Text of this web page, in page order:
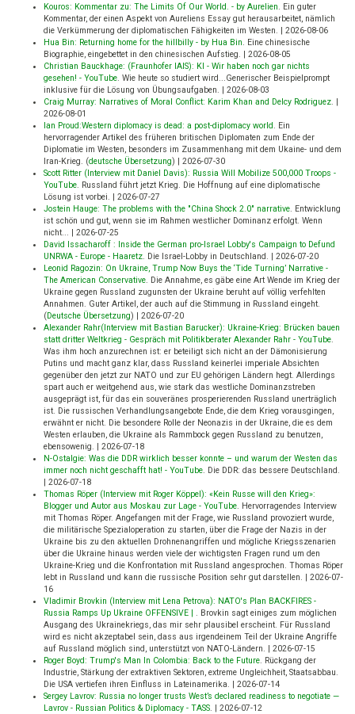
Kouros: Kommentar zu: The Limits Of Our World. - by Aurelien. Ein guter
Kommentar, der einen Aspekt von Aureliens Essay gut herausarbeitet, nämlich
die Verkümmerung der diplomatischen Fähigkeiten im Westen. | 2026-08-06
Hua Bin: Returning home for the hillbilly - by Hua Bin. Eine chinesische
Biographie, eingebettet in den chinesischen Aufstieg. | 2026-08-05
Christian Bauckhage: (Fraunhofer IAIS): KI - Wir haben noch gar nichts
gesehen! - YouTube. Wie heute so studiert wird...Generischer Beispielprompt
inklusive für die Lösung von Übungsaufgaben. | 2026-08-03
Craig Murray: Narratives of Moral Conflict: Karim Khan and Delcy Rodriguez. |
2026-08-01
Ian Proud:Western diplomacy is dead: a post-diplomacy world. Ein
hervorragender Artikel des früheren britischen Diplomaten zum Ende der
Diplomatie im Westen, besonders im Zusammenhang mit dem Ukaine- und dem
Iran-Krieg. (deutsche Übersetzung) | 2026-07-30
Scott Ritter (Interview mit Daniel Davis): Russia Will Mobilize 500,000 Troops -
YouTube. Russland führt jetzt Krieg. Die Hoffnung auf eine diplomatische
Lösung ist vorbei. | 2026-07-27
Jostein Hauge: The problems with the "China Shock 2.0" narrative. Entwicklung
ist schön und gut, wenn sie im Rahmen westlicher Dominanz erfolgt. Wenn
nicht... | 2026-07-25
David Issacharoff : Inside the German pro-Israel Lobby's Campaign to Defund
UNRWA - Europe - Haaretz. Die Israel-Lobby in Deutschland. | 2026-07-20
Leonid Ragozin: On Ukraine, Trump Now Buys the ‘Tide Turning’ Narrative -
The American Conservative. Die Annahme, es gäbe eine Art Wende im Krieg der
Ukraine gegen Russland zugunsten der Ukraine beruht auf völlig verfehlten
Annahmen. Guter Artikel, der auch auf die Stimmung in Russland eingeht.
(Deutsche Übersetzung) | 2026-07-20
Alexander Rahr(Interview mit Bastian Barucker): Ukraine-Krieg: Brücken bauen
statt dritter Weltkrieg - Gespräch mit Politikberater Alexander Rahr - YouTube.
Was ihm hoch anzurechnen ist: er beteiligt sich nicht an der Dämonisierung
Putins und macht ganz klar, dass Russland keinerlei imperiale Absichten
gegenüber den jetzt zur NATO und zur EU gehörigen Ländern hegt. Allerdings
spart auch er weitgehend aus, wie stark das westliche Dominanzstreben
ausgeprägt ist, für das ein souveränes prosperierenden Russland unerträglich
ist. Die russischen Verhandlungsangebote Ende, die dem Krieg vorausgingen,
erwähnt er nicht. Die besondere Rolle der Neonazis in der Ukraine, die es dem
Westen erlauben, die Ukraine als Rammbock gegen Russland zu benutzen,
ebensowenig. | 2026-07-18
N-Ostalgie: Was die DDR wirklich besser konnte – und warum der Westen das
immer noch nicht geschafft hat! - YouTube. Die DDR: das bessere Deutschland.
| 2026-07-18
Thomas Röper (Interview mit Roger Köppel): «Kein Russe will den Krieg»:
Blogger und Autor aus Moskau zur Lage - YouTube. Hervorragendes Interview
mit Thomas Röper. Angefangen mit der Frage, wie Russland provoziert wurde,
die militärische Spezialoperation zu starten, über die Frage der Nazis in der
Ukraine bis zu den aktuellen Drohnenangriffen und mögliche Kriegsszenarien
über die Ukraine hinaus werden viele der wichtigsten Fragen rund um den
Ukraine-Krieg und die Konfrontation mit Russland angesprochen. Thomas Röper
lebt in Russland und kann die russische Position sehr gut darstellen. | 2026-07-
16
Vladimir Brovkin (Interview mit Lena Petrova): NATO's Plan BACKFIRES -
Russia Ramps Up Ukraine OFFENSIVE | . Brovkin sagt einiges zum möglichen
Ausgang des Ukrainekriegs, das mir sehr plausibel erscheint. Für Russland
wird es nicht akzeptabel sein, dass aus irgendeinem Teil der Ukraine Angriffe
auf Russland möglich sind, unterstützt von NATO-Ländern. | 2026-07-15
Roger Boyd: Trump's Man In Colombia: Back to the Future. Rückgang der
Industrie, Stärkung der extraktiven Sektoren, extreme Ungleichheit, Staatsabbau.
Die USA vertiefen ihren Einfluss in Lateinamerika. | 2026-07-14
Sergey Lavrov: Russia no longer trusts West’s declared readiness to negotiate —
Lavrov - Russian Politics & Diplomacy - TASS. | 2026-07-12